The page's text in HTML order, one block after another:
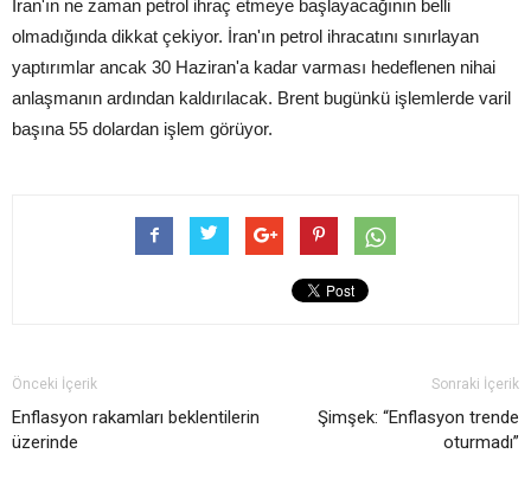
İran'ın ne zaman petrol ihraç etmeye başlayacağının belli
olmadığında dikkat çekiyor. İran'ın petrol ihracatını sınırlayan
yaptırımlar ancak 30 Haziran'a kadar varması hedeflenen nihai
anlaşmanın ardından kaldırılacak. Brent bugünkü işlemlerde varil
başına 55 dolardan işlem görüyor.
Önceki İçerik
Enflasyon rakamları beklentilerin
üzerinde
Sonraki İçerik
Şimşek: “Enflasyon trende
oturmadı”